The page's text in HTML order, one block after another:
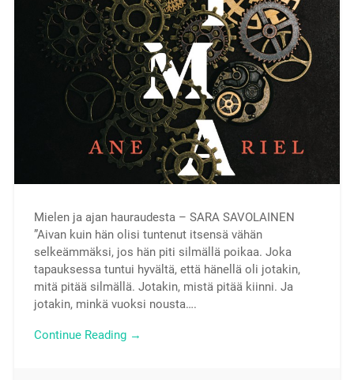
Mielen ja ajan hauraudesta – SARA SAVOLAINEN
”Aivan kuin hän olisi tuntenut itsensä vähän
selkeämmäksi, jos hän piti silmällä poikaa. Joka
tapauksessa tuntui hyvältä, että hänellä oli jotakin,
mitä pitää silmällä. Jotakin, mistä pitää kiinni. Ja
jotakin, minkä vuoksi nousta….
Continue Reading →